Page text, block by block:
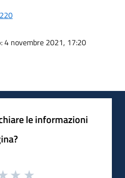
: 4 novembre 2021, 17:20
le informazioni